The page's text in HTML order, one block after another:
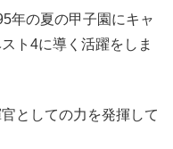
年の夏の甲子園にキャ
ト4に導く活躍をしま
としての力を発揮して